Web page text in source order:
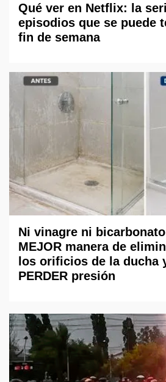
Qué ver en Netflix: la
episodios que se puede
fin de semana
Ni vinagre ni
MEJOR manera de
los orificios de la ducha
PERDER presión